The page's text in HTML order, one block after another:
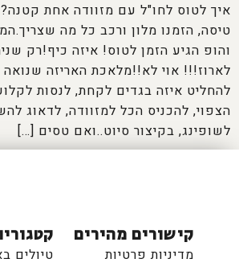
איך לטוס לחו"ל עם מזוודה אחת קטנה?
טיסה, הזמנו מלון ורכב כל מה
והופ הגיע הזמן לטוס! איזה כיף!רק
לארוז!!! אוי לא!!מלאכת האריזה
להחליט איזה בגדים לקחת, לנסות
הצפוי, להכניס הכל למזוודה, לדאוג
לשופינג, בקיצור סיוט..ואם טסים […]
טיולים
קישורים מהירים
מדיניות פרטיות